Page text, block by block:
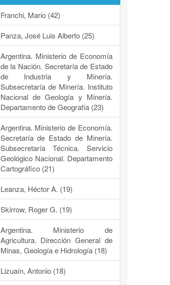
Franchi, Mario (42)
Panza, José Luis Alberto (25)
Argentina. Ministerio de Economía
de la Nación. Secretaría de Estado
de Industria y Minería.
Subsecretaría de Minería. Instituto
Nacional de Geología y Minería.
Departamento de Geografía (23)
Argentina. Ministerio de Economía.
Secretaría de Estado de Minería.
Subsecretaría Técnica. Servicio
Geológico Nacional. Departamento
Cartográfico (21)
Leanza, Héctor A. (19)
Skirrow, Roger G. (19)
Argentina. Ministerio de
Agricultura. Dirección General de
Minas, Geología e Hidrología (18)
Lizuaín, Antonio (18)